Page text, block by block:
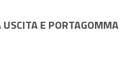
E PORTAGOMMA